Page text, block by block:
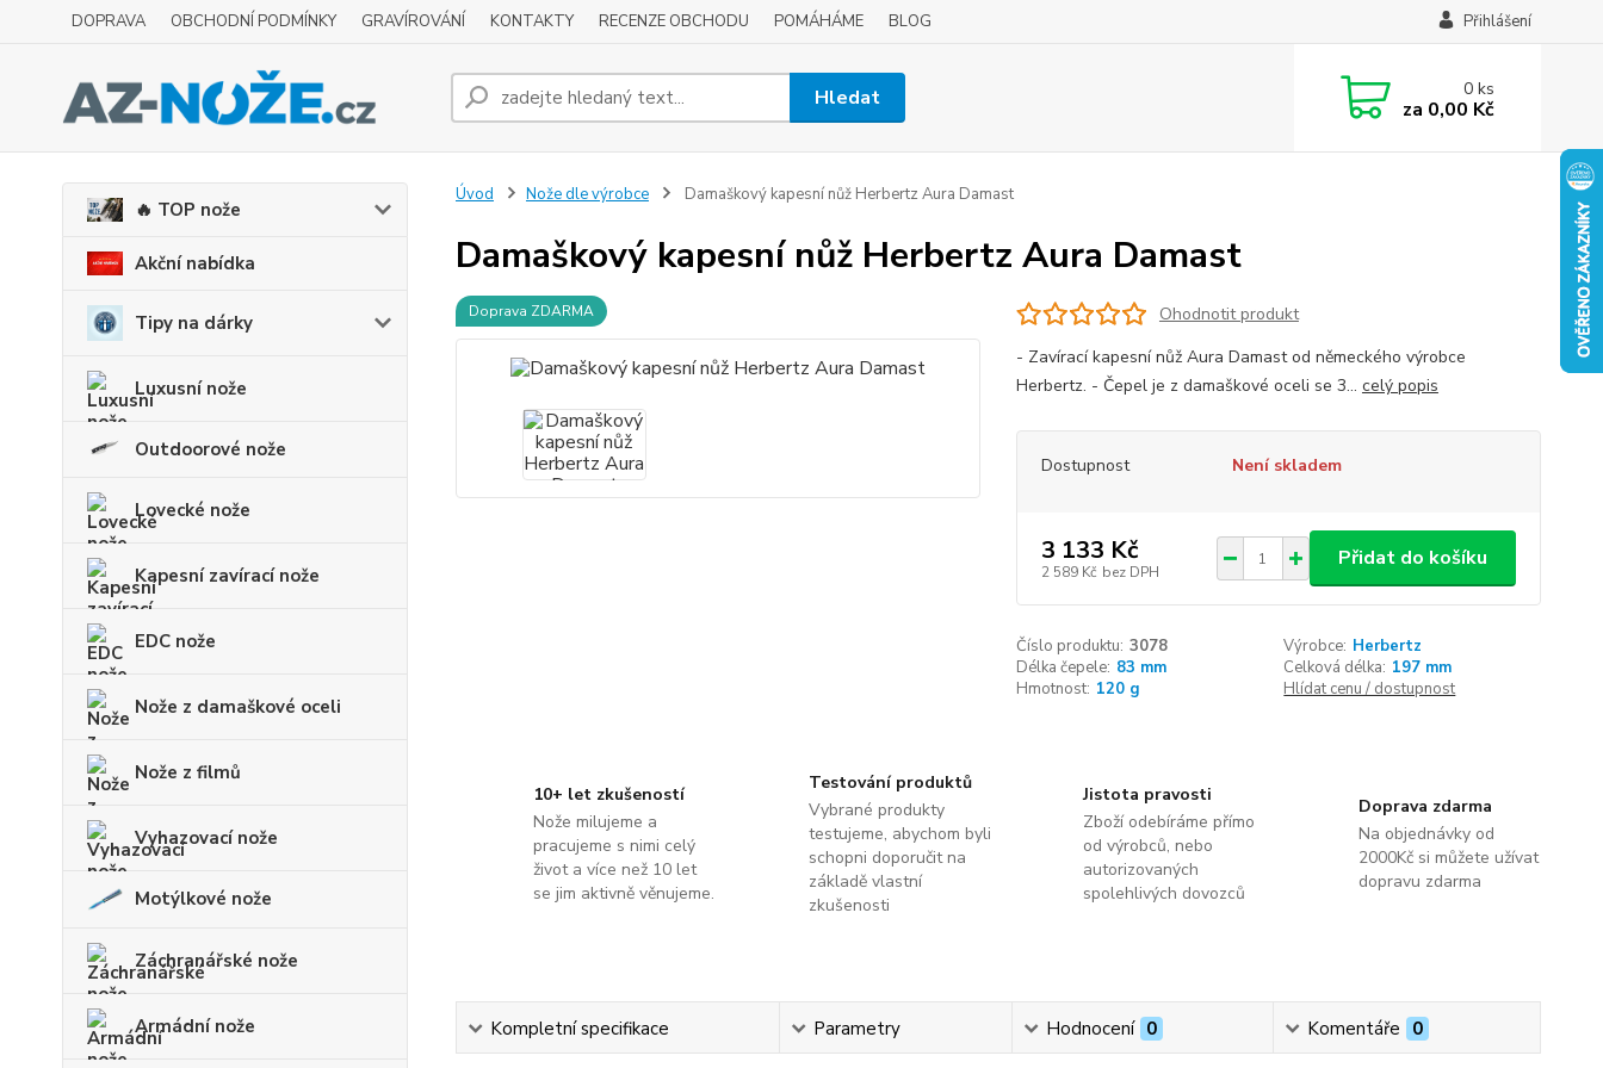
DOPRAVA OBCHODNÍ PODMÍNKY GRAVÍROVÁNÍ KONTAKTY RECENZE OBCHODU POMÁHÁME BLOG Přihlášení
Hledat 0ks
za 0,00 Kč
🔥 TOP nože
Akční nabídka
Tipy na dárky
Luxusní nože
Outdoorové nože
Lovecké nože
Kapesní zavírací nože
EDC nože
Nože z damaškové oceli
Nože z filmů
Vyhazovací nože
Motýlkové nože
Záchranářské nože
Armádní nože
Úvod Nože dle výrobce Damaškový kapesní nůž Herbertz Aura Damast
Damaškový kapesní nůž Herbertz Aura Damast
Doprava ZDARMA
Ohodnotit produkt
- Zavírací kapesní nůž Aura Damast od německého výrobce
Herbertz. - Čepel je z damaškové oceli se 3... celý popis
Dostupnost Není skladem
3 133 Kč
2 589 Kč bez DPH
Přidat do košíku
Číslo produktu: 3078 Výrobce: Herbertz
Délka čepele: 83 mm Celková délka: 197 mm
Hmotnost: 120 g Hlídat cenu / dostupnost
10+ let zkušeností
Nože milujeme a
pracujeme s nimi celý
život a více než 10 let
se jim aktivně věnujeme.
Testování produktů
Vybrané produkty
testujeme, abychom byli
schopni doporučit na
základě vlastní
zkušenosti
Jistota pravosti
Zboží odebíráme přímo
od výrobců, nebo
autorizovaných
spolehlivých dovozců
Doprava zdarma
Na objednávky od
2000Kč si můžete užívat
dopravu zdarma
Kompletní specifikace Parametry Hodnocení 0 Komentáře 0